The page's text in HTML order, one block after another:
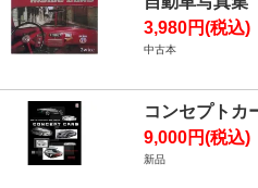
3,980円(税込)
中古本
コンセプトカ
9,000円(税込)
新品